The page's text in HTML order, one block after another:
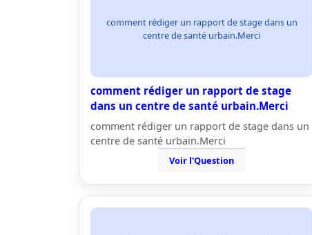
comment rédiger un rapport de stage dans un
centre de santé urbain.Merci
comment rédiger un rapport de stage
dans un centre de santé urbain.Merci
comment rédiger un rapport de stage dans un
centre de santé urbain.Merci
Voir l'Question